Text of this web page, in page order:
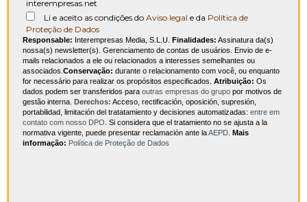
interempresas.net
Li e aceito as condições do Aviso legal e da Política de
Proteção de Dados
Responsable: Interempresas Media, S.L.U. Finalidades: Assinatura da(s)
nossa(s) newsletter(s). Gerenciamento de contas de usuários. Envio de e-
mails relacionados a ele ou relacionados a interesses semelhantes ou
associados. Conservação: durante o relacionamento com você, ou enquanto
for necessário para realizar os propósitos especificados. Atribuição: Os
dados podem ser transferidos para outras empresas do grupo por motivos de
gestão interna. Derechos: Acceso, rectificación, oposición, supresión,
portabilidad, limitación del tratatamiento y decisiones automatizadas: entre em
contato com nosso DPO . Si considera que el tratamiento no se ajusta a la
normativa vigente, puede presentar reclamación ante laAEPD Mais
informação: Política de Proteção de Dados